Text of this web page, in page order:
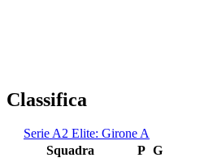
Classifica
Serie A2 Elite: Girone A
Squadra
P G